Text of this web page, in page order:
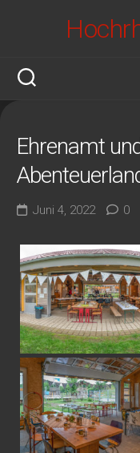
Ehrenamt
Juni 4, 2022 0